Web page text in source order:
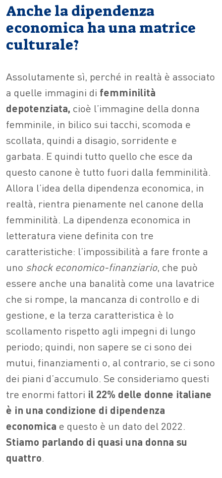
Anche la dipendenza
economica ha una matrice
culturale?
Assolutamente sì, perché in realtà è associato
a quelle immagini di femminilità
depotenziata, cioè l’immagine della donna
femminile, in bilico sui tacchi, scomoda e
scollata, quindi a disagio, sorridente e
garbata. E quindi tutto quello che esce da
questo canone è tutto fuori dalla femminilità.
Allora l’idea della dipendenza economica, in
realtà, rientra pienamente nel canone della
femminilità. La dipendenza economica in
letteratura viene definita con tre
caratteristiche: l’impossibilità a fare fronte a
uno shock economico-finanziario, che può
essere anche una banalità come una lavatrice
che si rompe, la mancanza di controllo e di
gestione, e la terza caratteristica è lo
scollamento rispetto agli impegni di lungo
periodo; quindi, non sapere se ci sono dei
mutui, finanziamenti o, al contrario, se ci sono
dei piani d’accumulo. Se consideriamo questi
tre enormi fattori il 22% delle donne italiane
è in una condizione di dipendenza
economica e questo è un dato del 2022.
Stiamo parlando di quasi una donna su
quattro.